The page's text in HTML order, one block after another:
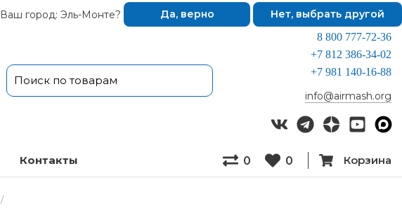
Ваш город: Эль-Монте? Да, верно Нет, выбрать другой
8 800 777-72-36
+7 812 386-34-02
+7 981 140-16-88
info@airmash.org
Кон­так­ты 0 0 Корзина
/